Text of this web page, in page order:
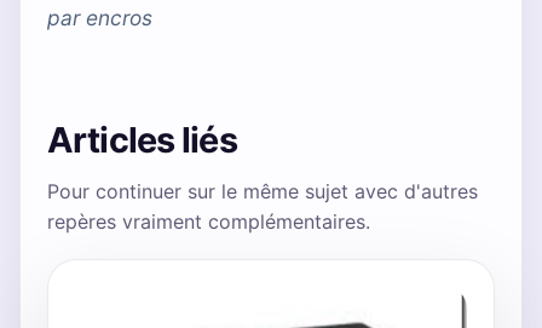
parencros
Articles liés
Pour continuer sur le même sujet avec d'autres
repères vraiment complémentaires.